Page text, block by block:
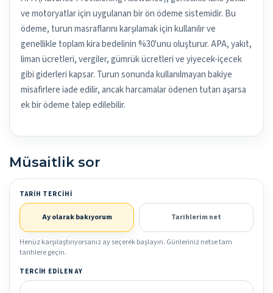
ve motoryatlar için uygulanan bir ön ödeme sistemidir. Bu
ödeme, turun masraflarını karşılamak için kullanılır ve
genellikle toplam kira bedelinin %30'unu oluşturur. APA, yakıt,
liman ücretleri, vergiler, gümrük ücretleri ve yiyecek-içecek
gibi giderleri kapsar. Turun sonunda kullanılmayan bakiye
misafirlere iade edilir, ancak harcamalar ödenen tutarı aşarsa
ek bir ödeme talep edilebilir.
Müsaitlik sor
TARIH TERCIHI
Ay olarak bakıyorum Tarihlerim net
Henüz karşılaştırıyorsanız ay seçerek başlayın. Günleriniz netse tam
tarihlere geçin.
TERCIH EDILEN AY